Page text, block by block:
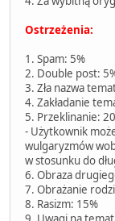
Ostrzeżenia:
1. Spam: 5%
2. Double post:
3. Zła nazwa
4. Zakładanie
5. Przeklinanie:
- Użytkownik
wulgaryzmów
w stosunku do
6. Obraza
7. Obrażanie
8. Rasizm: 15%